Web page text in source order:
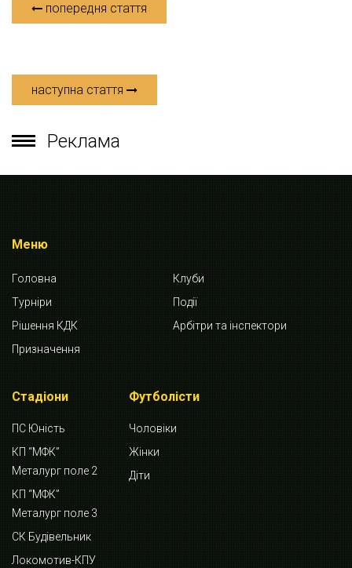
попередня стаття
наступна стаття
Реклама
Меню
Головна
Клуби
Турніри
Події
Рішення КДК
Арбітри та інспектори
Призначення
Стадіони
ПС Юність
КП “МФК”
Металург поле 2
КП “МФК”
Металург поле 3
СК Будівельник
Локомотив-КПУ
Футболісти
Чоловіки
Жінки
Діти